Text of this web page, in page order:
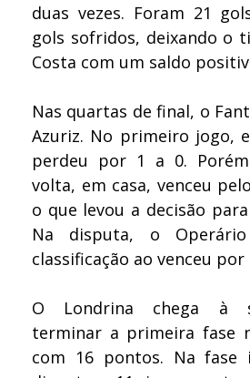
duas vezes. Foram 21
gols sofridos, deixando o
Costa com um saldo
Nas quartas de final, o
Azuriz. No primeiro jogo,
perdeu por 1 a 0.
volta, em casa, venceu
o que levou a decisão
Na disputa, o
classificação ao venceu por
O Londrina chega à
terminar a primeira fase
com 16 pontos. Na fase